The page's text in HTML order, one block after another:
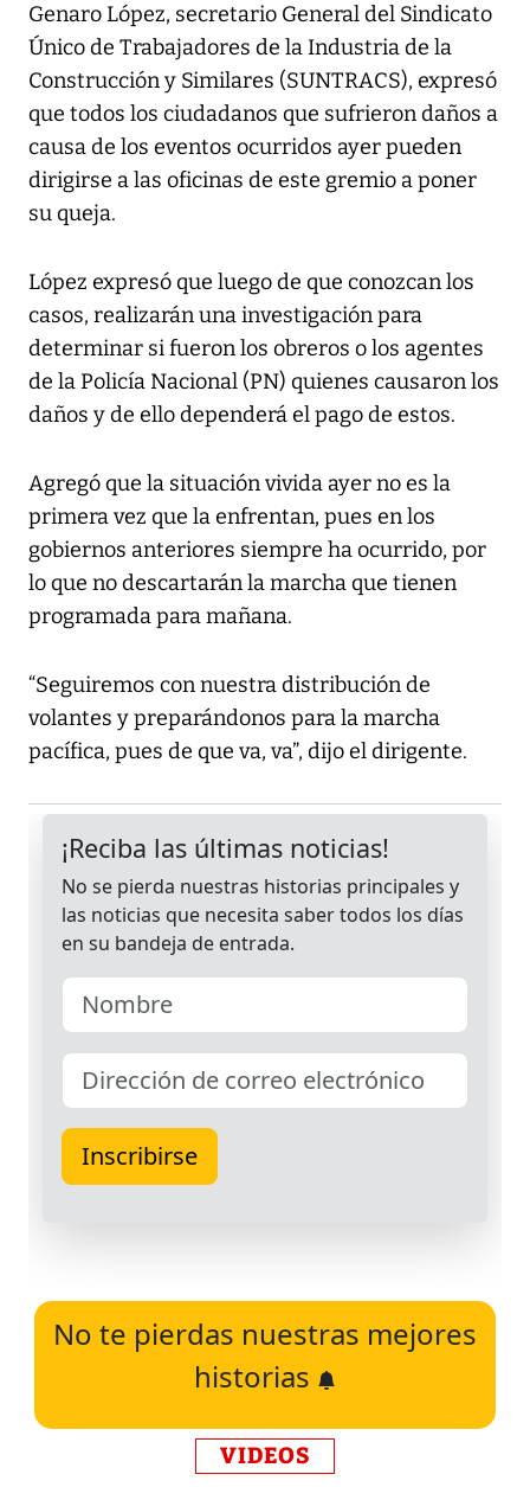
Genaro López, secretario General del Sindicato
Único de Trabajadores de la Industria de la
Construcción y Similares (SUNTRACS), expresó
que todos los ciudadanos que sufrieron daños a
causa de los eventos ocurridos ayer pueden
dirigirse a las oficinas de este gremio a poner
su queja.
López expresó que luego de que conozcan los
casos, realizarán una investigación para
determinar si fueron los obreros o los agentes
de la Policía Nacional (PN) quienes causaron los
daños y de ello dependerá el pago de estos.
Agregó que la situación vivida ayer no es la
primera vez que la enfrentan, pues en los
gobiernos anteriores siempre ha ocurrido, por
lo que no descartarán la marcha que tienen
programada para mañana.
“Seguiremos con nuestra distribución de
volantes y preparándonos para la marcha
pacífica, pues de que va, va”, dijo el dirigente.
No te pierdas nuestras mejores
historias
VIDEOS